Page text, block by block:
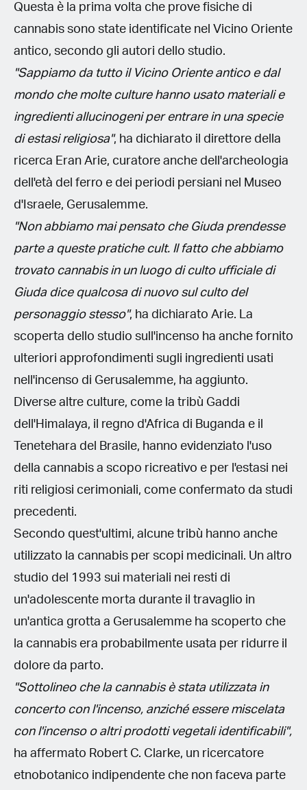
Questa è la prima volta che prove fisiche di
cannabis sono state identificate nel Vicino Oriente
antico, secondo gli autori dello studio.
"Sappiamo da tutto il Vicino Oriente antico e dal
mondo che molte culture hanno usato materiali e
ingredienti allucinogeni per entrare in una specie
di estasi religiosa", ha dichiarato il direttore della
ricerca Eran Arie, curatore anche dell'archeologia
dell'età del ferro e dei periodi persiani nel Museo
d'Israele, Gerusalemme.
"Non abbiamo mai pensato che Giuda prendesse
parte a queste pratiche cult. Il fatto che abbiamo
trovato cannabis in un luogo di culto ufficiale di
Giuda dice qualcosa di nuovo sul culto del
personaggio stesso", ha dichiarato Arie. La
scoperta dello studio sull'incenso ha anche fornito
ulteriori approfondimenti sugli ingredienti usati
nell'incenso di Gerusalemme, ha aggiunto.
Diverse altre culture, come la tribù Gaddi
dell'Himalaya, il regno d'Africa di Buganda e il
Tenetehara del Brasile, hanno evidenziato l'uso
della cannabis a scopo ricreativo e per l'estasi nei
riti religiosi cerimoniali, come confermato da studi
precedenti.
Secondo quest'ultimi, alcune tribù hanno anche
utilizzato la cannabis per scopi medicinali. Un altro
studio del 1993 sui materiali nei resti di
un'adolescente morta durante il travaglio in
un'antica grotta a Gerusalemme ha scoperto che
la cannabis era probabilmente usata per ridurre il
dolore da parto.
"Sottolineo che la cannabis è stata utilizzata in
concerto con l'incenso, anziché essere miscelata
con l'incenso o altri prodotti vegetali identificabili",
ha affermato Robert C. Clarke, un ricercatore
etnobotanico indipendente che non faceva parte